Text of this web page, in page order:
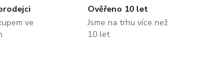
ve
Ověřeno 10 let
Jsme na trhu více než
10 let